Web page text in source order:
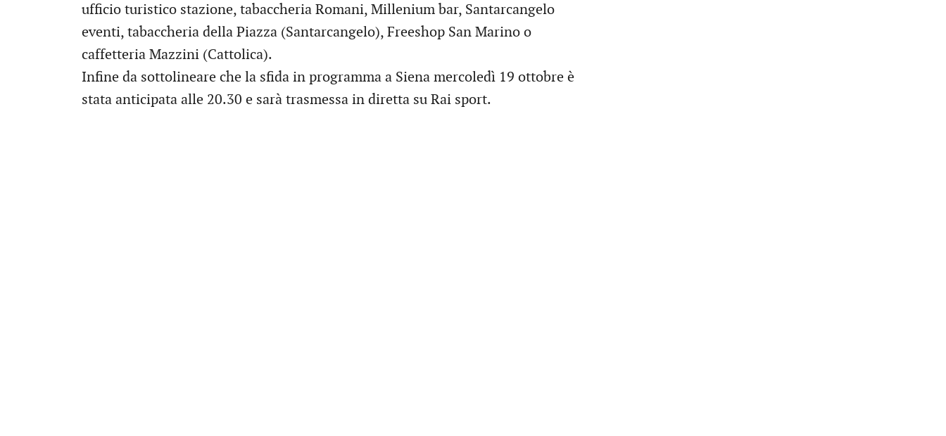
ufficio turistico stazione, tabaccheria Romani, Millenium bar, Santarcangelo
eventi, tabaccheria della Piazza (Santarcangelo), Freeshop San Marino o
caffetteria Mazzini (Cattolica).
Infine da sottolineare che la sfida in programma a Siena mercoledì 19 ottobre è
stata anticipata alle 20.30 e sarà trasmessa in diretta su Rai sport.